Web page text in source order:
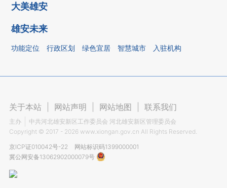
大美雄安
雄安未来
功能定位 行政区划 绿色宜居 智慧城市 入驻机构
关于本站 网站声明 网站地图 联系我们
主办
中共河北雄安新区工作委员会 河北雄安新区管理委员会
Copyright © 2017 - 2026 www.xiongan.gov.cn All Rights Reserved.
京ICP证010042号-22
网站标识码1399000001
冀公网安备13062902000079号